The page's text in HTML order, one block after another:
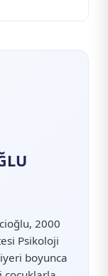
2000
Psikoloji
boyunca